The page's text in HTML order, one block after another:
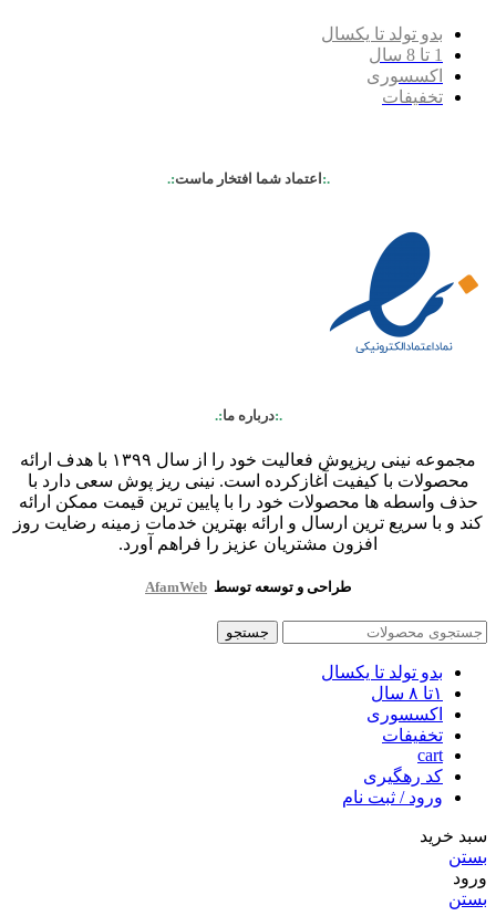
بدو تولد تا یکسال
1 تا 8 سال
اکسسوری
تخفیفات
.:اعتماد شما افتخار ماست:.
.:درباره ما:.
مجموعه نینی ریزپوش فعالیت خود را از سال ۱۳۹۹ با هدف ارائه
محصولات با کیفیت آغازکرده است. نینی ریز پوش سعی دارد با
حذف واسطه ها محصولات خود را با پایین ترین قیمت ممکن ارائه
کند و با سریع ترین ارسال و ارائه بهترین خدمات زمینه رضایت روز
افزون مشتریان عزیز را فراهم آورد.
طراحی و توسعه توسط AfamWeb
جستجو
بدو تولد تا یکسال
۱تا ۸ سال
اکسسوری
تخفیفات
cart
کد رهگیری
ورود / ثبت نام
سبد خرید
بستن
ورود
بستن